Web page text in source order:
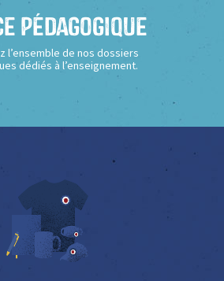
Pédagogique
l’ensemble de nos dossiers
dédiés à l’enseignement.